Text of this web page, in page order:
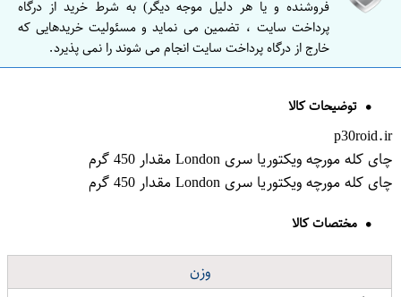
فروشنده و یا هر دلیل موجه دیگر) به شرط خرید از درگاه
پرداخت سایت ، تضمین می نماید و مسئولیت خریدهایی که
خارج از درگاه پرداخت سایت انجام می شوند را نمی پذیرد.
توضیحات کالا
p30roid.ir
چای کله مورچه ویکتوریا سری London مقدار 450 گرم
چای کله مورچه ویکتوریا سری London مقدار 450 گرم
مختصات کالا
وزن